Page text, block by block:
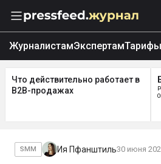
ЖурналистамЭкспертамТарифы
Что действительно работает в
B2B-продажах
SMM Ия Пфанштиль30 июня